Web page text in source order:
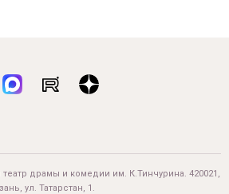
театр драмы и комедии им. К.Тинчурина. 420021,
ул. Татарстан, 1.